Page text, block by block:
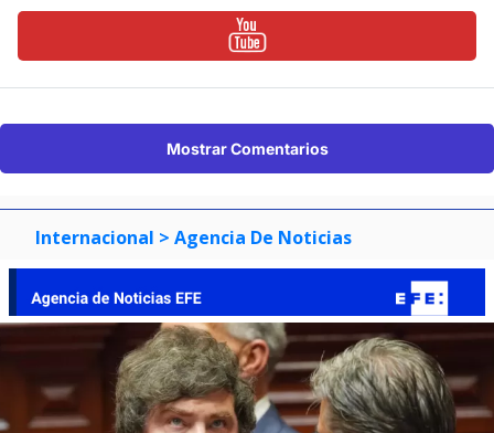
Mostrar Comentarios
Internacional > Agencia De Noticias